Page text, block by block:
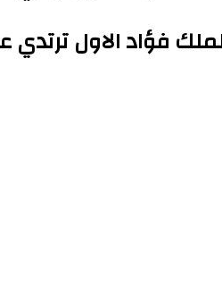
فؤاد الاول